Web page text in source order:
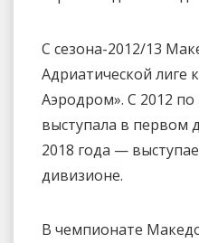
С сезона-2012/13
Адриатической лиге
Аэродром». С 2012
выступала в первом
2018 года —
дивизионе.
В чемпионате